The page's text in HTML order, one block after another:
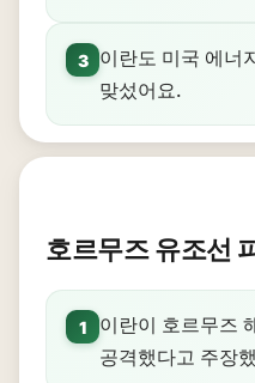
3
이란도 미국 에너
맞섰어요.
호르무즈 유조선
1
이란이 호르무즈
공격했다고 주장